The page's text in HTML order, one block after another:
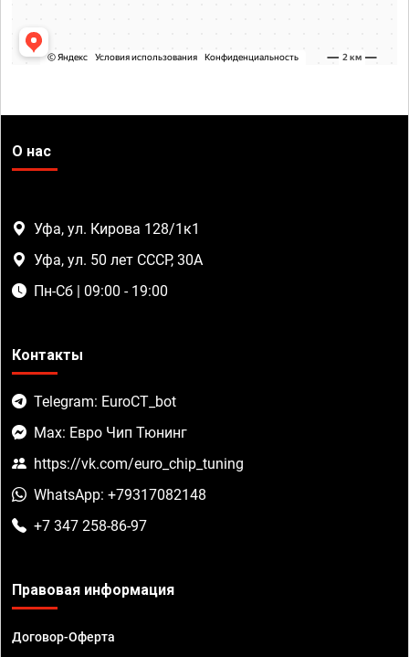
О нас
Уфа, ул. Кирова 128/1к1
Уфа, ул. 50 лет СССР, 30А
Пн-Сб | 09:00 - 19:00
Контакты
Telegram: EuroCT_bot
Max: Евро Чип Тюнинг
https://vk.com/euro_chip_tuning
WhatsApp: +79317082148
+7 347 258-86-97
Правовая информация
Договор-Оферта